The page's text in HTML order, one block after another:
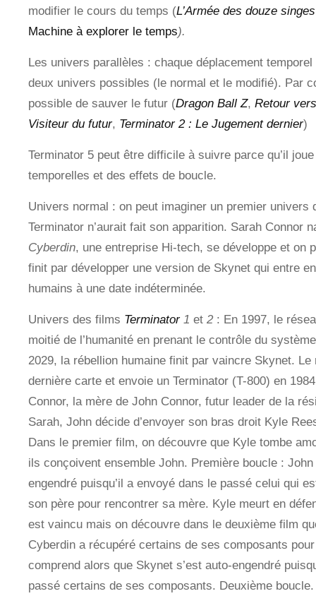
modifier le cours du temps (L’Armée des douze singes
Machine à explorer le temps).
Les univers parallèles : chaque déplacement
deux univers possibles (le normal et le modifié). Par
possible de sauver le futur (Dragon Ball Z, Retour
Visiteur du futur, Terminator 2 : Le Jugement dernier)
Terminator 5 peut être difficile à suivre parce qu’il
temporelles et des effets de boucle.
Univers normal : on peut imaginer un premier univers
Terminator n’aurait fait son apparition. Sarah Connor
Cyberdin, une entreprise Hi-tech, se développe et on
finit par développer une version de Skynet qui entre
humains à une date indéterminée.
Univers des films Terminator1 et 2 : En 1997, le
moitié de l’humanité en prenant le contrôle du
2029, la rébellion humaine finit par vaincre Skynet. Le
dernière carte et envoie un Terminator (T-800) en
Connor, la mère de John Connor, futur leader de la
Sarah, John décide d’envoyer son bras droit Kyle
Dans le premier film, on découvre que Kyle tombe
ils conçoivent ensemble John. Première boucle : John
engendré puisqu’il a envoyé dans le passé celui qui
son père pour rencontrer sa mère. Kyle meurt en
est vaincu mais on découvre dans le deuxième film
Cyberdin a récupéré certains de ses composants
comprend alors que Skynet s’est auto-engendré
passé certains de ses composants. Deuxième